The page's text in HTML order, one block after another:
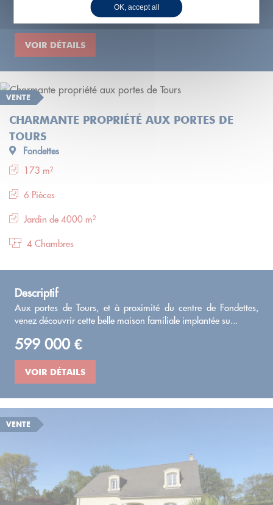
VOIR DÉTAILS
VENTE
CHARMANTE PROPRIÉTÉ AUX PORTES DE
TOURS
Fondettes
173 m²
6 Pièces
Jardin de 4000 m²
4 Chambres
Descriptif
Aux portes de Tours, et à proximité du centre de Fondettes,
venez découvrir cette belle maison familiale implantée su...
599 000 €
VOIR DÉTAILS
VENTE
OK, accept all